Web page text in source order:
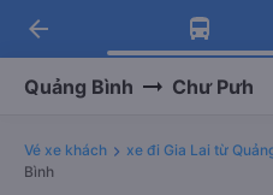
Tải app
Nhận ưu đãi
Tải app Vexere
-30k/ghế khi đặt
arrow_back
Quảng Bình Chư Pưh
Vé xe khách xe đi Gia Lai từ
Bình